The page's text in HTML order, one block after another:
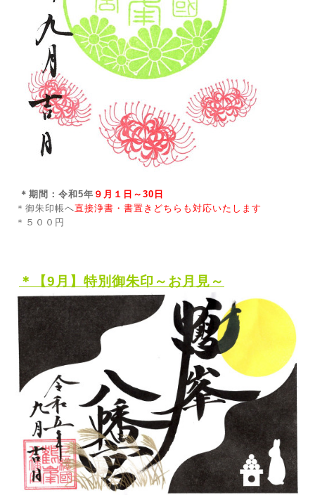
＊期間：令和5年 ９月１日～30日
＊御朱印帳へ直接浄書・書置きどちらも対応いたします
＊５００円
＊【9 月】特別御朱印～お月見～